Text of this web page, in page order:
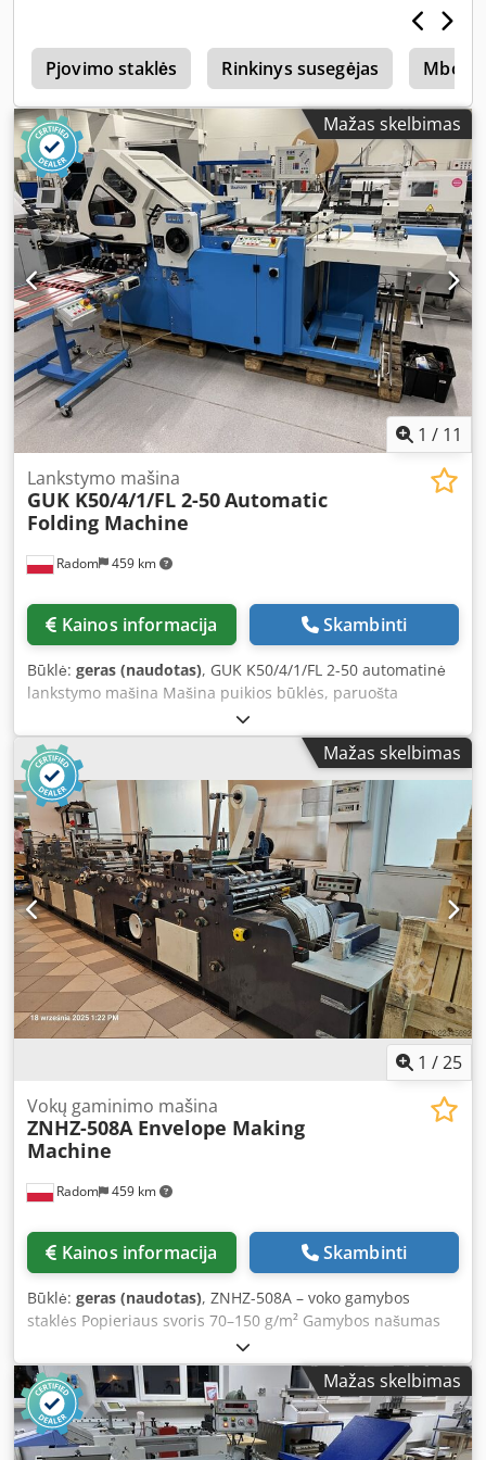
pirmame modulyje Ti-52 – 4 kasetės antrame modulyje
2.Ti-52 – 1 elektroninis peilis – Mobilus išdavimo stalas
Inverteriu valdoma lankstymo greičio reguliavimo sistema
Kasetės triukšmo slopinimas Becker kompresorius Dvigubo
lapo sensorius Elektroninis skaitiklis su partijų nustatymu
Elektrinis išdavimo stalas su reguliuojamu išdavimo greičiu
Pridedami atsarginės dalys, įrankiai ir dokumentacija
Mašina gero techninio stovio, paruošta darbui.
Pjovimo staklės Rinkinys susegėjas Mbo
Mažas skelbimas
1 / 11
Radom 459 km
Lankstymo mašina
GUK K50/4/1/FL 2-50Automatic
Folding Machine
Kainos informacija Skambinti
Būklė: geras (naudotas), GUK K50/4/1/FL 2-50 automatinė
lankstymo mašina Mašina puikios būklės, paruošta
gamybai. Formatas: 500x700 mm. Lankstymo greitis: 30–
160 m/min Įranga: 4 lygiagrečios kasetės, elektroniniu
būdu reguliuojamos per kompiuterį 1 kryžminio pjovimo
peilis Pirmoji kasetė prailginta Nuolatinis greičio
reguliavimas per inverterio valdymo pultą Skaitiklis su
partijos funkcija ir lankstymo greičio indikatoriumi
Rietschle kompresorius Pakelta garsui izoliuojanti gaubtas
Įrankių volelis perforavimo, bigavimo ir pjovimo įrankiams
montuoti FL2-50 padavimas su vakuumine sistema Langų
kasetė su valdymo bloku Codpjzmu Hcofx Am Rorf Mobilus
išlankstymo stalas su nuolatiniu greičio reguliavimu.
Mažas skelbimas
1 /25
Radom 459 km
Vokų gaminimo mašina
ZNHZ-508A Envelope Making
Machine
Kainos informacija Skambinti
Būklė: geras (naudotas), ZNHZ-508A – voko gamybos
staklės Popieriaus svoris 70–150 g/m² Gamybos našumas
3000–9000 vnt./val. Maksimalus sulankstyto voko dydis
(vakarų stiliaus) 324 x 229 mm Minimalus sulankstyto voko
dydis 100 x 100 mm Galia 8 kW Svoris 3000 kg Matmenys
6600 x 1200 x 1300 mm Pagaminimo metai – 2014 m.
Pagrindiniai staklių privalumai: – Apačioje įmontuotas
Mažas skelbimas